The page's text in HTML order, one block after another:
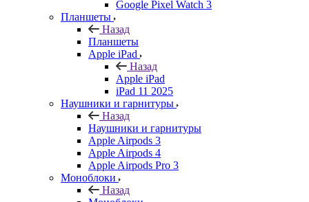
Google Pixel Watch 3
Планшеты
Назад
Планшеты
Apple iPad
Назад
Apple iPad
iPad 11 2025
Наушники и гарнитуры
Назад
Наушники и гарнитуры
Apple Airpods 3
Apple Airpods 4
Apple Airpods Pro 3
Моноблоки
Назад